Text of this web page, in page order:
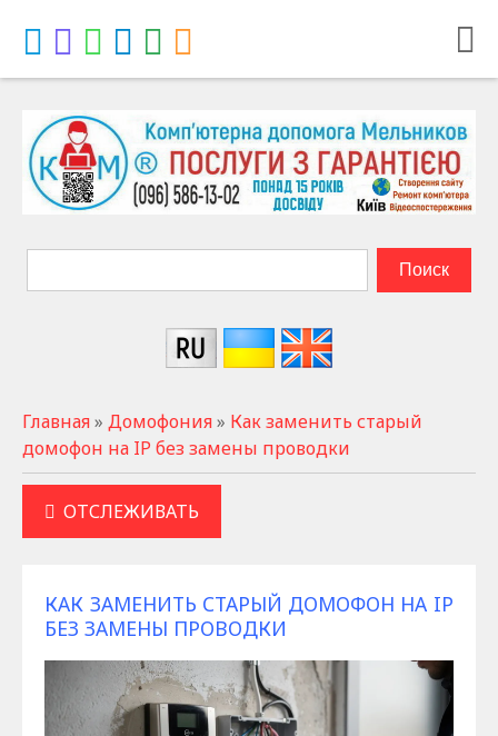
Главная» Домофония» Как заменить старый
домофон на IP без замены проводки
ОТСЛЕЖИВАТЬ
КАК ЗАМЕНИТЬ СТАРЫЙ ДОМОФОН НА IP
БЕЗ ЗАМЕНЫ ПРОВОДКИ